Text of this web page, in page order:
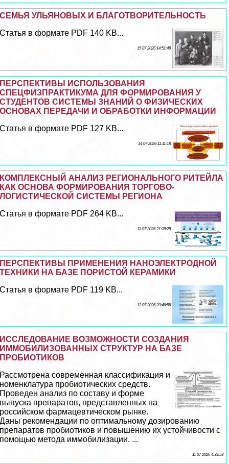
СЕМЬЯ УЛЬЯНОВЫХ И БЛАГОТВОРИТЕЛЬНОСТЬ
Статья в формате PDF 140 KB...
15 07 2026 14:51:48
ПЕРСПЕКТИВЫ ИСПОЛЬЗОВАНИЯ
СПЕЦФИЗПРАКТИКУМА ДЛЯ ФОРМИРОВАНИЯ У
СТУДЕНТОВ СИСТЕМЫ ЗНАНИЙ О ФИЗИЧЕСКИХ
ОСНОВАХ ПЕРЕДАЧИ И ОБРАБОТКИ ИНФОРМАЦИИ
Статья в формате PDF 127 KB...
14 07 2026 11:11:18
КОМПЛЕКСНЫЙ АНАЛИЗ РЕГИОНАЛЬНОГО РИТЕЙЛА
КАК ОСНОВА ФОРМИРОВАНИЯ ТОРГОВО-
ЛОГИСТИЧЕСКОЙ СИСТЕМЫ РЕГИОНА
Статья в формате PDF 264 KB...
13 07 2026 21:28:25
ПЕРСПЕКТИВЫ ПРИМЕНЕНИЯ НАНОЭЛЕКТРОДНОЙ
ТЕХНИКИ НА БАЗЕ ПОРИСТОЙ КЕРАМИКИ
Статья в формате PDF 119 KB...
12 07 2026 20:46:58
ИССЛЕДОВАНИЕ ВОЗМОЖНОСТИ СОЗДАНИЯ
ИММОБИЛИЗОВАННЫХ СТРУКТУР НА БАЗЕ
ПРОБИОТИКОВ
Рассмотрена современная классификация и
номенклатура пробиотических средств.
Проведен анализ по составу и форме
выпуска препаратов, представленных на
российском фармацевтическом рынке.
Даны рекомендации по оптимальному дозированию
препаратов пробиотиков и повышению их устойчивости с
помощью метода иммобилизации. ...
11 07 2026 4:39:59